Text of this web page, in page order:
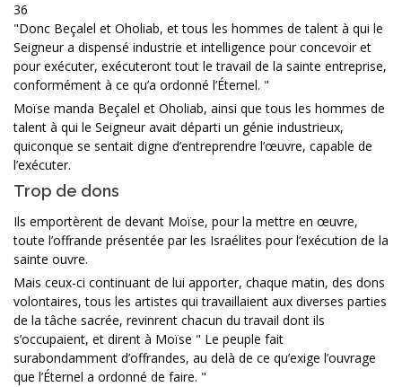
36
"Donc Beçalel et Oholiab, et tous les hommes de talent à qui le
Seigneur a dispensé industrie et intelligence pour concevoir et
pour exécuter, exécuteront tout le travail de la sainte entreprise,
conformément à ce qu’a ordonné l’Éternel. "
Moïse manda Beçalel et Oholiab, ainsi que tous les hommes de
talent à qui le Seigneur avait départi un génie industrieux,
quiconque se sentait digne d’entreprendre l’œuvre, capable de
l’exécuter.
Trop de dons
Ils emportèrent de devant Moïse, pour la mettre en œuvre,
toute l’offrande présentée par les Israélites pour l’exécution de la
sainte ouvre.
Mais ceux-ci continuant de lui apporter, chaque matin, des dons
volontaires, tous les artistes qui travaillaient aux diverses parties
de la tâche sacrée, revinrent chacun du travail dont ils
s’occupaient, et dirent à Moïse " Le peuple fait
surabondamment d’offrandes, au delà de ce qu’exige l’ouvrage
que l’Éternel a ordonné de faire. "